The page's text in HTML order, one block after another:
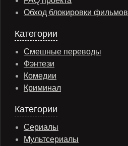
Обход блокировки фильмов
Категории
Смешные переводы
Фэнтези
Комедии
Криминал
Категории
Сериалы
Мультсериалы